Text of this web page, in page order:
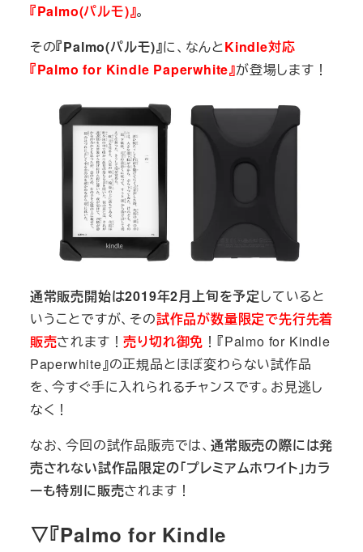
『Palmo(パルモ)』。
その『Palmo(パルモ)』に、なんとKindle対応
『Palmo for Kindle Paperwhite』が登場します！
通常販売開始は2019年2月上旬を予定していると
いうことですが、その試作品が数量限定で先行先着
販売されます！売り切れ御免 ！『Palmo for Kindle
Paperwhite』の正規品とほぼ変わらない試作品
を、今すぐ手に入れられるチャンスです。お見逃し
なく！
なお、今回の試作品販売では、 通常販売の際には発
売されない試作品限定の「プレミアムホワイト」カラ
ーも特別に販売されます！
▽『Palmo for Kindle